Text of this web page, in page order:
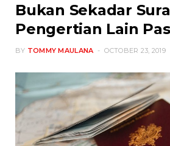
Bukan Sekadar
Pengertian Lain
BY TOMMY MAULANA OCTOBER 23, 2019